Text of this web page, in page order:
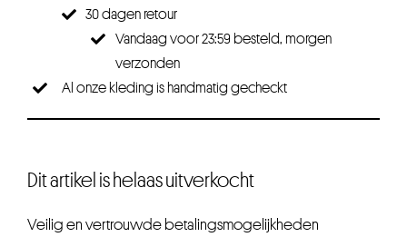
30 dagen retour
Vandaag voor 23:59 besteld, morgen
verzonden
Al onze kleding is handmatig gecheckt
Dit artikel is helaas uitverkocht
Veilig en vertrouwde betalingsmogelijkheden